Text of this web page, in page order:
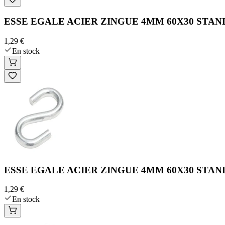
ESSE EGALE ACIER ZINGUE 4MM 60X30
1,29 €
En stock
ESSE EGALE ACIER ZINGUE 4MM 60X30
1,29 €
En stock